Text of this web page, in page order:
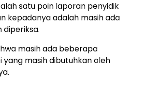
satu poin laporan penyidik
kepadanya adalah masih ada
diperiksa.
masih ada beberapa
yang masih dibutuhkan oleh